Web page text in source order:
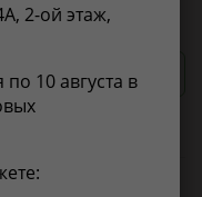
сроки
2-ой этаж,
10 августа в